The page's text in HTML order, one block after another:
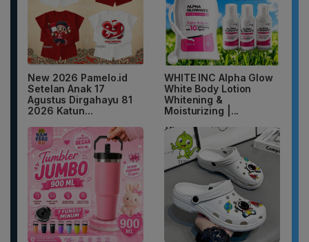
New 2026 Pamelo.id
Setelan Anak 17
Agustus Dirgahayu 81
2026 Katun...
WHITE INC Alpha Glow
White Body Lotion
Whitening &
Moisturizing |...